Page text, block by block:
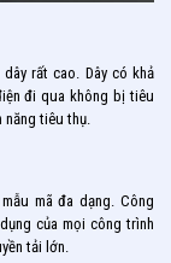
rất cao. Dây có khả
đi qua không bị tiêu
năng tiêu thụ.
mã đa dạng. Công
của mọi công trình
tải lớn.